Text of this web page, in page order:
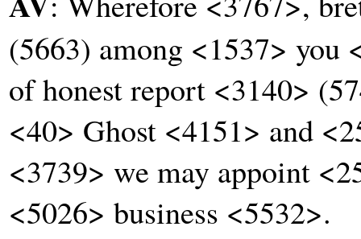
(5663) among <1537> you
of honest report <3140>
<40> Ghost <4151> and
<3739> we may appoint
<5026> business <5532>.